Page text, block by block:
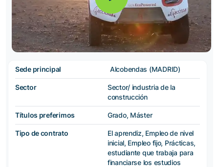
Sede principal Alcobendas (MADRID)
Sector
Sector/ industria de la
construcción
Títulos preferimos Grado, Máster
Tipo de contrato
El aprendiz, Empleo de nivel
inicial, Empleo fijo, Prácticas,
estudiante que trabaja para
financiarse los estudios